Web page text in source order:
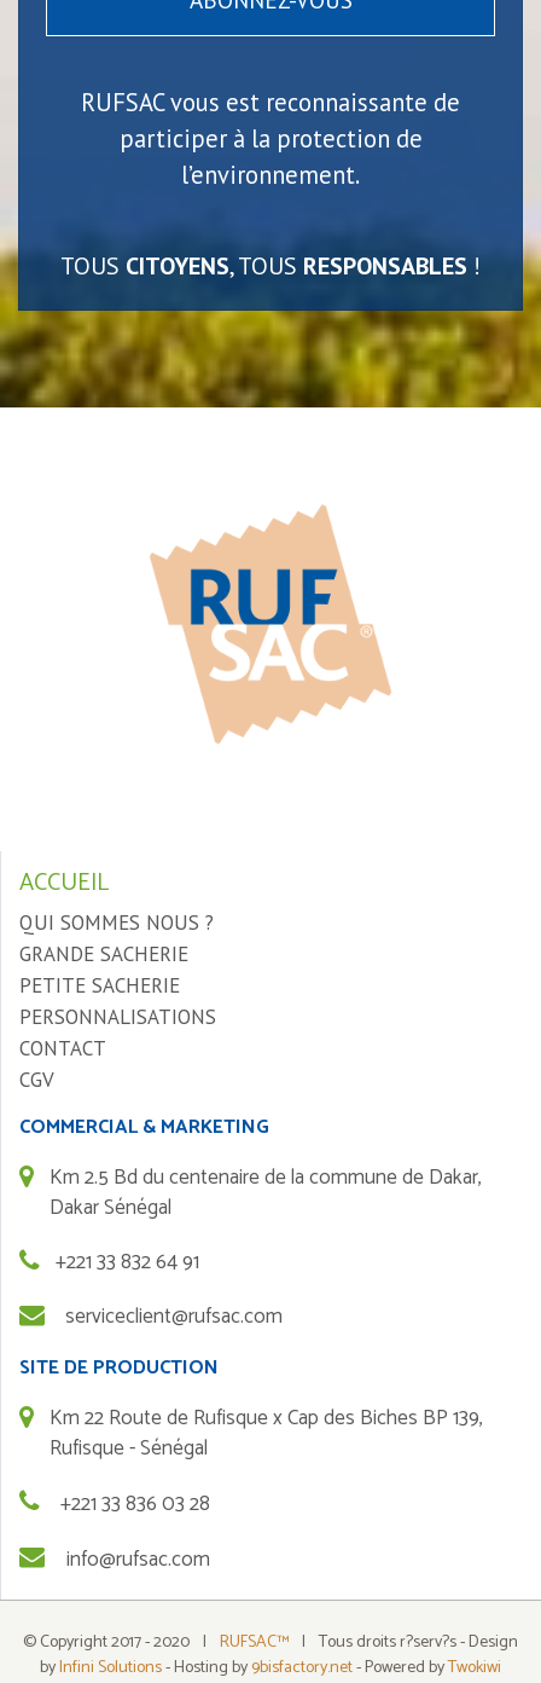
RUFSAC vous est reconnaissante de
participer à la protection de
l’environnement.
TOUS CITOYENS, TOUS RESPONSABLES !
ACCUEIL
QUI SOMMES NOUS ?
GRANDE SACHERIE
PETITE SACHERIE
PERSONNALISATIONS
CONTACT
CGV
COMMERCIAL & MARKETING
Km 2.5 Bd du centenaire de la commune de Dakar,
Dakar Sénégal
+221 33 832 64 91
serviceclient@rufsac.com
SITE DE PRODUCTION
Km 22 Route de Rufisque x Cap des Biches BP 139,
Rufisque - Sénégal
+221 33 836 03 28
info@rufsac.com
© Copyright 2017 - 2020 | RUFSAC™ | Tous droits r?serv?s - Design
byInfini Solutions- Hosting by9bisfactory.net- Powered byTwokiwi